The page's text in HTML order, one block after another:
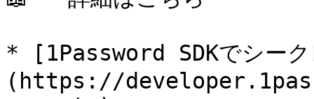
* [1Password SDKでシー
(https://